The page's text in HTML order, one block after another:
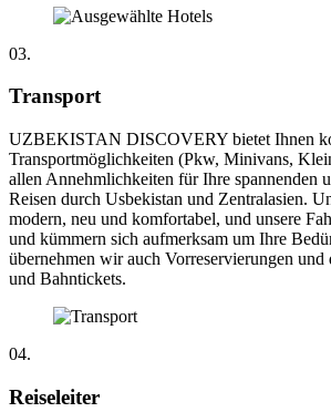
03.
Transport
UZBEKISTAN DISCOVERY bietet Ihnen
Transportmöglichkeiten (Pkw, Minivans,
allen Annehmlichkeiten für Ihre spannenden
Reisen durch Usbekistan und Zentralasien.
modern, neu und komfortabel, und unsere
und kümmern sich aufmerksam um Ihre
übernehmen wir auch Vorreservierungen
und Bahntickets.
04.
Reiseleiter